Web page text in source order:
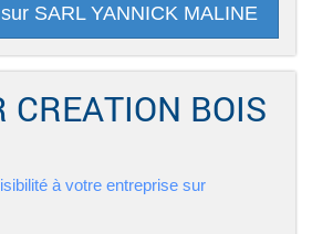
SARL YANNICK MALINE
CREATION BOIS
à votre entreprise sur